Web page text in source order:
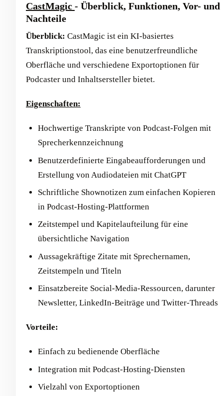
CastMagic - Überblick, Funktionen, Vor- und
Nachteile
Überblick: CastMagic ist ein KI-basiertes
Transkriptionstool, das eine benutzerfreundliche
Oberfläche und verschiedene Exportoptionen für
Podcaster und Inhaltsersteller bietet.
Eigenschaften:
Hochwertige Transkripte von Podcast-Folgen mit
Sprecherkennzeichnung
Benutzerdefinierte Eingabeaufforderungen und
Erstellung von Audiodateien mit ChatGPT
Schriftliche Shownotizen zum einfachen Kopieren
in Podcast-Hosting-Plattformen
Zeitstempel und Kapitelaufteilung für eine
übersichtliche Navigation
Aussagekräftige Zitate mit Sprechernamen,
Zeitstempeln und Titeln
Einsatzbereite Social-Media-Ressourcen, darunter
Newsletter, LinkedIn-Beiträge und Twitter-Threads
Vorteile:
Einfach zu bedienende Oberfläche
Integration mit Podcast-Hosting-Diensten
Vielzahl von Exportoptionen